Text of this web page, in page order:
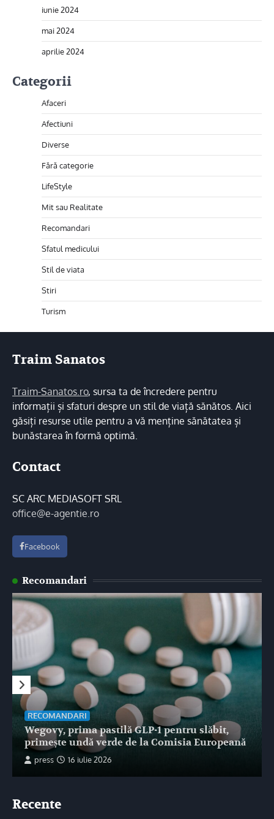
iunie 2024
mai 2024
aprilie 2024
Categorii
Afaceri
Afectiuni
Diverse
Fără categorie
LifeStyle
Mit sau Realitate
Recomandari
Sfatul medicului
Stil de viata
Stiri
Turism
Traim Sanatos
Traim-Sanatos.ro, sursa ta de încredere pentru
informații și sfaturi despre un stil de viață sănătos. Aici
găsiți resurse utile pentru a vă menține sănătatea și
bunăstarea în formă optimă.
Contact
SC ARC MEDIASOFT SRL
office@e-agentie.ro
Facebook
Recomandari
RECOMANDARI
Wegovy, prima pastilă GLP-1 pentru slăbit,
primește undă verde de la Comisia Europeană
press 16 iulie 2026
Recente